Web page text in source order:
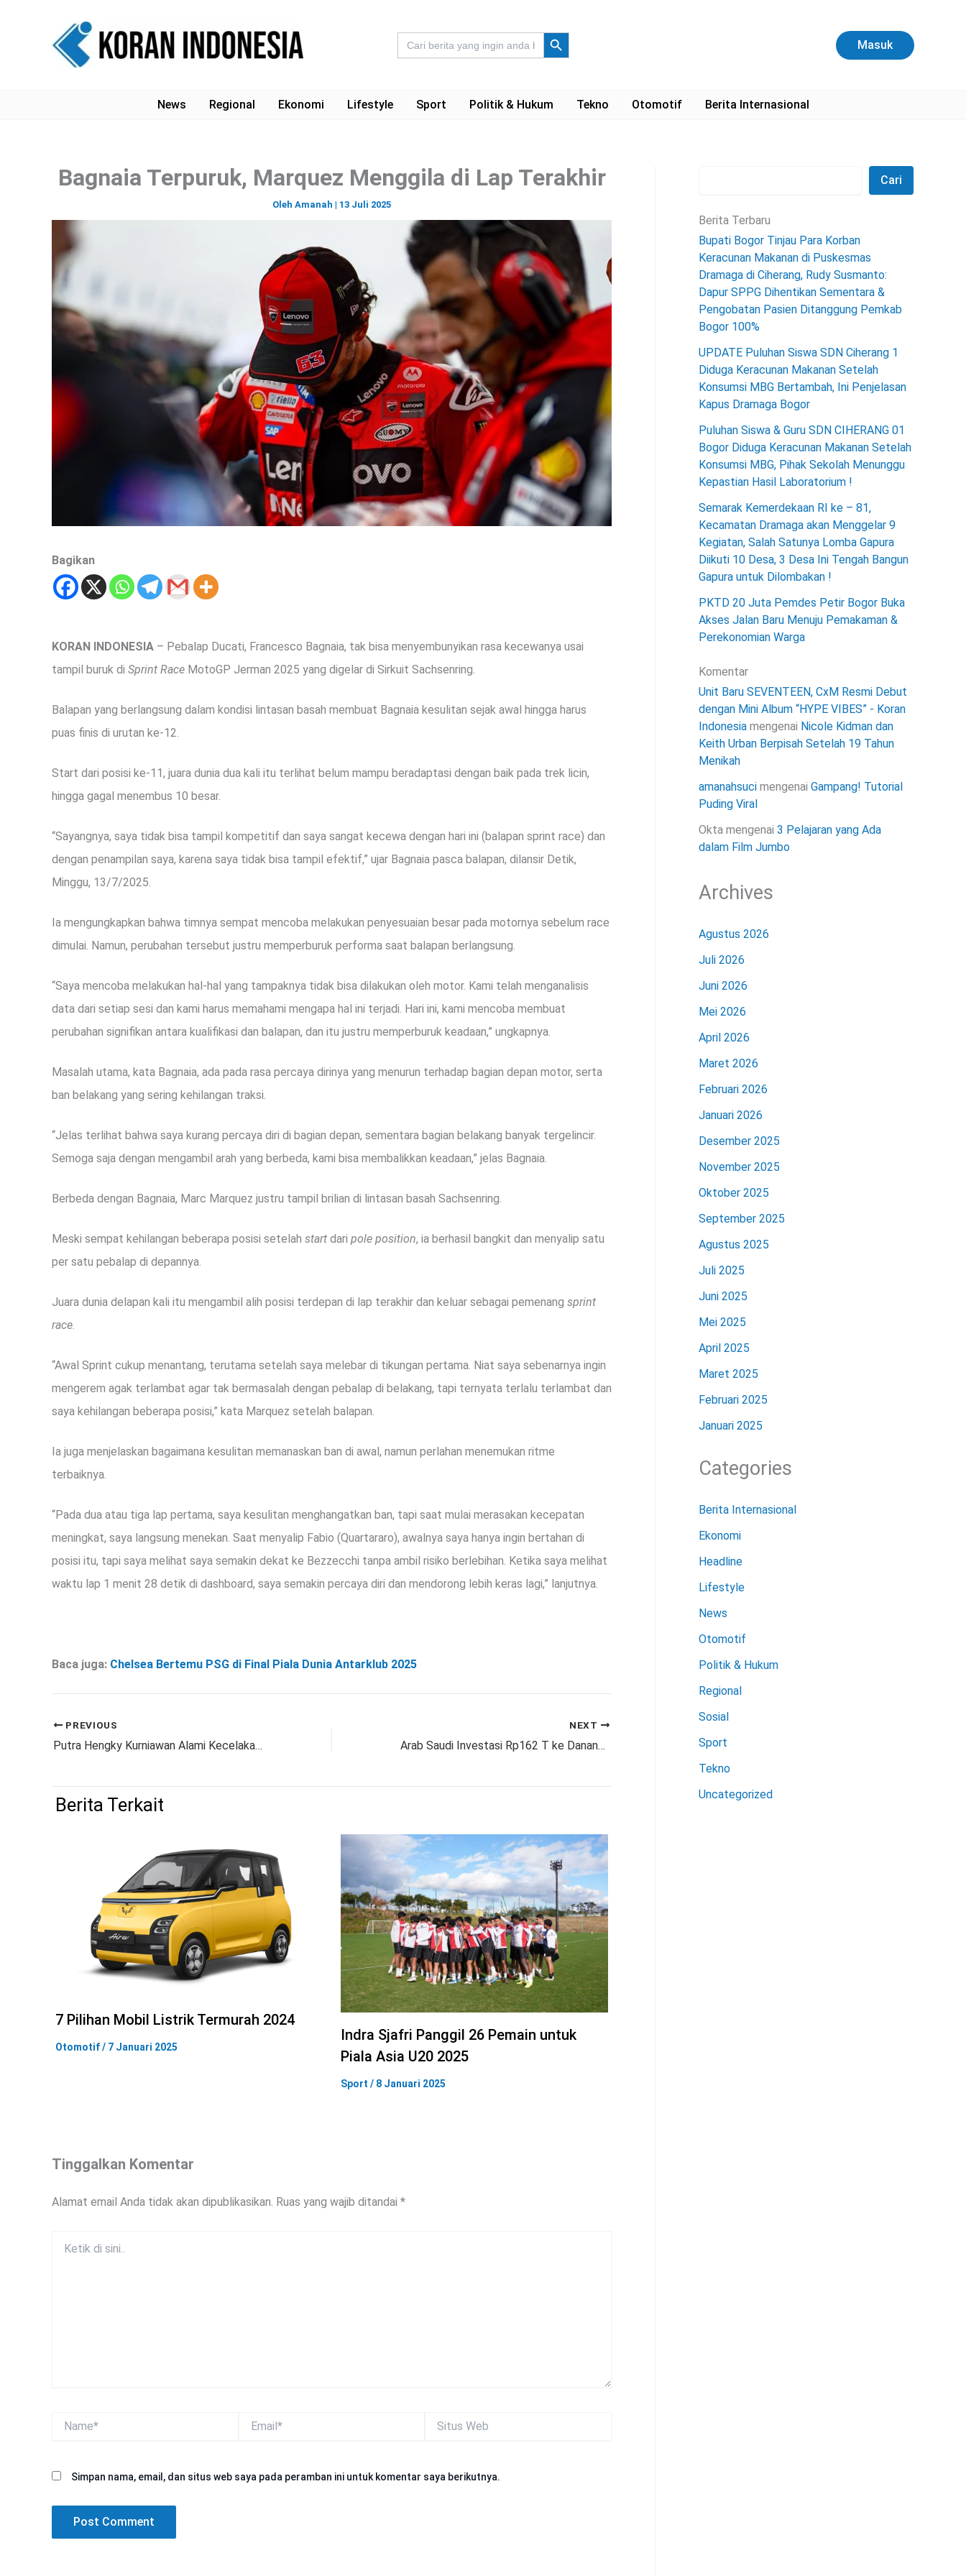
Search
for:
Search Button
Masuk
News Regional Ekonomi Lifestyle Sport Politik & Hukum Tekno Otomotif Berita Internasional
Bagnaia Terpuruk, Marquez Menggila di Lap Terakhir
Oleh Amanah | 13 Juli 2025
Bagikan
KORAN INDONESIA – Pebalap Ducati, Francesco Bagnaia, tak bisa menyembunyikan rasa kecewanya usai
tampil buruk di Sprint Race MotoGP Jerman 2025 yang digelar di Sirkuit Sachsenring.
Balapan yang berlangsung dalam kondisi lintasan basah membuat Bagnaia kesulitan sejak awal hingga harus
puas finis di urutan ke-12.
Start dari posisi ke-11, juara dunia dua kali itu terlihat belum mampu beradaptasi dengan baik pada trek licin,
hingga gagal menembus 10 besar.
“Sayangnya, saya tidak bisa tampil kompetitif dan saya sangat kecewa dengan hari ini (balapan sprint race) dan
dengan penampilan saya, karena saya tidak bisa tampil efektif,” ujar Bagnaia pasca balapan, dilansir Detik,
Minggu, 13/7/2025.
Ia mengungkapkan bahwa timnya sempat mencoba melakukan penyesuaian besar pada motornya sebelum race
dimulai. Namun, perubahan tersebut justru memperburuk performa saat balapan berlangsung.
“Saya mencoba melakukan hal-hal yang tampaknya tidak bisa dilakukan oleh motor. Kami telah menganalisis
data dari setiap sesi dan kami harus memahami mengapa hal ini terjadi. Hari ini, kami mencoba membuat
perubahan signifikan antara kualifikasi dan balapan, dan itu justru memperburuk keadaan,” ungkapnya.
Masalah utama, kata Bagnaia, ada pada rasa percaya dirinya yang menurun terhadap bagian depan motor, serta
ban belakang yang sering kehilangan traksi.
“Jelas terlihat bahwa saya kurang percaya diri di bagian depan, sementara bagian belakang banyak tergelincir.
Semoga saja dengan mengambil arah yang berbeda, kami bisa membalikkan keadaan,” jelas Bagnaia.
Berbeda dengan Bagnaia, Marc Marquez justru tampil brilian di lintasan basah Sachsenring.
Meski sempat kehilangan beberapa posisi setelah start dari pole position, ia berhasil bangkit dan menyalip satu
per satu pebalap di depannya.
Juara dunia delapan kali itu mengambil alih posisi terdepan di lap terakhir dan keluar sebagai pemenang sprint
race.
“Awal Sprint cukup menantang, terutama setelah saya melebar di tikungan pertama. Niat saya sebenarnya ingin
mengerem agak terlambat agar tak bermasalah dengan pebalap di belakang, tapi ternyata terlalu terlambat dan
saya kehilangan beberapa posisi,” kata Marquez setelah balapan.
Ia juga menjelaskan bagaimana kesulitan memanaskan ban di awal, namun perlahan menemukan ritme
terbaiknya.
“Pada dua atau tiga lap pertama, saya kesulitan menghangatkan ban, tapi saat mulai merasakan kecepatan
meningkat, saya langsung menekan. Saat menyalip Fabio (Quartararo), awalnya saya hanya ingin bertahan di
posisi itu, tapi saya melihat saya semakin dekat ke Bezzecchi tanpa ambil risiko berlebihan. Ketika saya melihat
waktu lap 1 menit 28 detik di dashboard, saya semakin percaya diri dan mendorong lebih keras lagi,” lanjutnya.
Baca juga: Chelsea Bertemu PSG di Final Piala Dunia Antarklub 2025
PREVIOUS
Putra Hengky Kurniawan Alami Kecelakaan Motor Saat Liburan di Karimunjawa
NEXT
Arab Saudi Investasi Rp162 T ke Danantara Proyek Energi Bersih di Indonesia
Berita Terkait
7 Pilihan Mobil Listrik Termurah 2024
Otomotif/ 7 Januari 2025
Indra Sjafri Panggil 26 Pemain untuk
Piala Asia U20 2025
Sport / 8 Januari 2025
Tinggalkan Komentar
Alamat email Anda tidak akan dipublikasikan. Ruas yang wajib ditandai *
Web
Simpan nama, email, dan situs web saya pada peramban ini untuk komentar saya berikutnya.
Cari
Berita Terbaru
Bupati Bogor Tinjau Para Korban
Keracunan Makanan di Puskesmas
Dramaga di Ciherang, Rudy Susmanto:
Dapur SPPG Dihentikan Sementara &
Pengobatan Pasien Ditanggung Pemkab
Bogor 100%
UPDATE Puluhan Siswa SDN Ciherang 1
Diduga Keracunan Makanan Setelah
Konsumsi MBG Bertambah, Ini Penjelasan
Kapus Dramaga Bogor
Puluhan Siswa & Guru SDN CIHERANG 01
Bogor Diduga Keracunan Makanan Setelah
Konsumsi MBG, Pihak Sekolah Menunggu
Kepastian Hasil Laboratorium !
Semarak Kemerdekaan RI ke – 81,
Kecamatan Dramaga akan Menggelar 9
Kegiatan, Salah Satunya Lomba Gapura
Diikuti 10 Desa, 3 Desa Ini Tengah Bangun
Gapura untuk Dilombakan !
PKTD 20 Juta Pemdes Petir Bogor Buka
Akses Jalan Baru Menuju Pemakaman &
Perekonomian Warga
Komentar
Unit Baru SEVENTEEN, CxM Resmi Debut
dengan Mini Album “HYPE VIBES” - Koran
Indonesia mengenai Nicole Kidman dan
Keith Urban Berpisah Setelah 19 Tahun
Menikah
amanahsuci mengenai Gampang! Tutorial
Puding Viral
Okta mengenai 3 Pelajaran yang Ada
dalam Film Jumbo
Archives
Agustus 2026
Juli 2026
Juni 2026
Mei 2026
April 2026
Maret 2026
Februari 2026
Januari 2026
Desember 2025
November 2025
Oktober 2025
September 2025
Agustus 2025
Juli 2025
Juni 2025
Mei 2025
April 2025
Maret 2025
Februari 2025
Januari 2025
Categories
Berita Internasional
Ekonomi
Headline
Lifestyle
News
Otomotif
Politik & Hukum
Regional
Sosial
Sport
Tekno
Uncategorized